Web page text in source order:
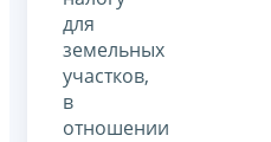
для
земельных
участков,
в
отношении